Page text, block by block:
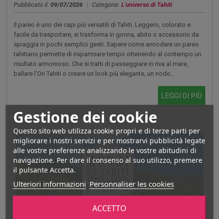
Gestione dei cookie
Questo sito web utilizza cookie propri e di terze parti per
migliorare i nostri servizi e per mostrarvi pubblicità legate
alle vostre preferenze analizzando le vostre abitudini di
navigazione. Per dare il consenso al suo utilizzo, premere
il pulsante Accetta.
Ulteriori informazioni Personnaliser les cookies
ACCETTO
Pubblicato il: 09/07/2026 | Categorie: L'universo di Tahiti
Il pareo è uno dei capi più versatili di Tahiti. Leggero, colorato e
facile da trasportare, si trasforma in gonna, abito o accessorio da
spiaggia in pochi semplici gesti. Sapere come annodare un pareo
tahitiano permette di risparmiare tempo ottenendo al contempo un
risultato armonioso. Che si tratti di passeggiare in riva al mare,
ballare l’Ori Tahiti o creare un look più elegante, un nodo...
LEGGI DI PIÙ